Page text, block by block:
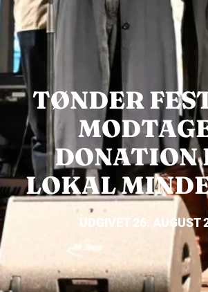
TØNDER
DONATION
LOKAL
UDGIVET 26. AUGUST